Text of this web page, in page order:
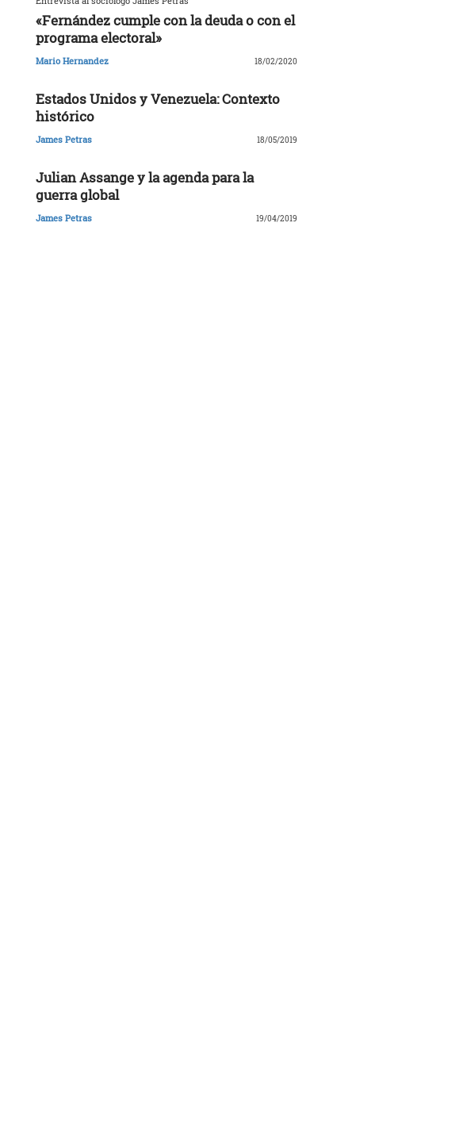
«Fernández cumple con la deuda o con el
programa electoral»
Mario Hernandez 18/02/2020
Estados Unidos y Venezuela: Contexto
histórico
James Petras 18/05/2019
Julian Assange y la agenda para la
guerra global
James Petras 19/04/2019